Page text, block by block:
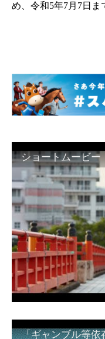
め、令和5年7月7日ま
ショートムービー